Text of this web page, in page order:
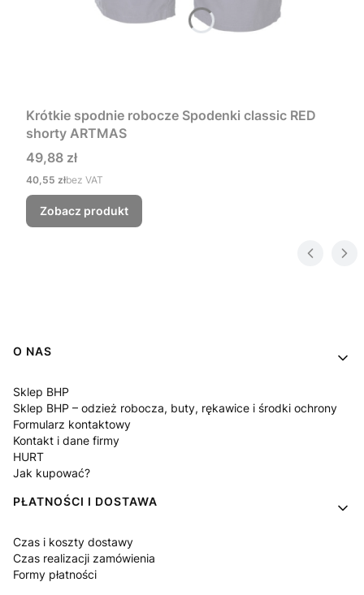
Krótkie spodnie robocze Spodenki classic RED
shorty ARTMAS
Cena
49,88 zł
Cena
40,55 złbez VAT
Zobacz produkt
Linki w stopce
O NAS
Sklep BHP
Sklep BHP – odzież robocza, buty, rękawice i środki ochrony
Formularz kontaktowy
Kontakt i dane firmy
HURT
Jak kupować?
PŁATNOŚCI I DOSTAWA
Czas i koszty dostawy
Czas realizacji zamówienia
Formy płatności